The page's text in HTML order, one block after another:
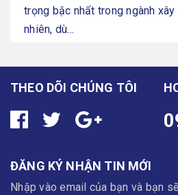
trọng bậc nhất trong ngành
nhiên, dù...
THEO DÕI CHÚNG TÔI
ĐĂNG KÝ NHẬN TIN MỚI
Nhập vào email của bạn và bạn